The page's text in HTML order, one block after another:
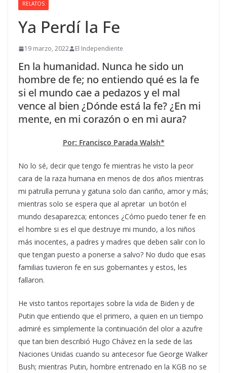
RELATOS
Ya Perdí la Fe
19 marzo, 2022 El Independiente
En la humanidad. Nunca he sido un
hombre de fe; no entiendo qué es la fe
si el mundo cae a pedazos y el mal
vence al bien ¿Dónde está la fe? ¿En mi
mente, en mi corazón o en mi aura?
Por: Francisco Parada Walsh*
No lo sé, decir que tengo fe mientras he visto la peor
cara de la raza humana en menos de dos años mientras
mi patrulla perruna y gatuna solo dan cariño, amor y más;
mientras solo se espera que al apretar un botón el
mundo desaparezca; entonces ¿Cómo puedo tener fe en
el hombre si es el que destruye mi mundo, a los niños
más inocentes, a padres y madres que deben salir con lo
que tengan puesto a ponerse a salvo? No dudo que esas
familias tuvieron fe en sus gobernantes y estos, les
fallaron.
He visto tantos reportajes sobre la vida de Biden y de
Putin que entiendo que el primero, a quien en un tiempo
admiré es simplemente la continuación del olor a azufre
que tan bien describió Hugo Chávez en la sede de las
Naciones Unidas cuando su antecesor fue George Walker
Bush; mientras Putin, hombre entrenado en la KGB no se